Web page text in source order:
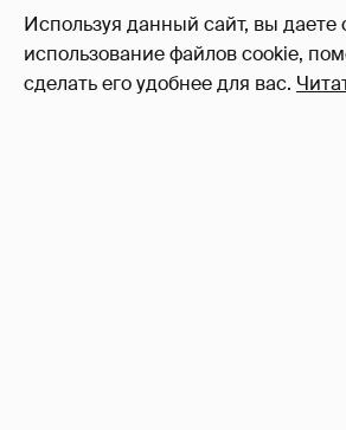
Используя данный сайт, вы даете
использование файлов cookie,
сделать его удобнее для вас.
2
Войдите в аккаунт, чтобы
оставлять комментарии